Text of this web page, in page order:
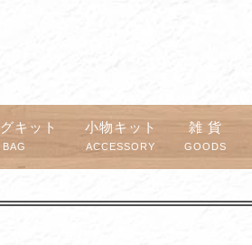
キット
BAG
小物キット
ACCESSORY
雑 貨
GOODS